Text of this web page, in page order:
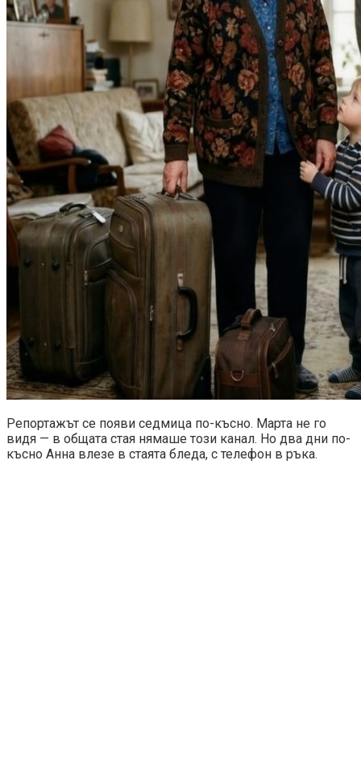
Репортажът се появи седмица по-късно. Марта не го
видя — в общата стая нямаше този канал. Но два дни по-
късно Анна влезе в стаята бледа, с телефон в ръка.